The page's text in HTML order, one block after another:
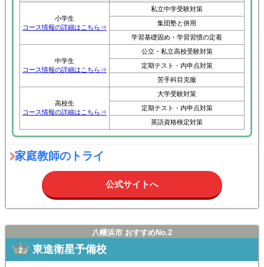
小学生
コース情報の詳細はこちら⇒
私立中学受験対策
集団塾と併用
学習基礎固め・学習習慣の定着
中学生
コース情報の詳細はこちら⇒
公立・私立高校受験対策
定期テスト・内申点対策
苦手科目克服
高校生
コース情報の詳細はこちら⇒
大学受験対策
定期テスト・内申点対策
英語資格検定対策
家庭教師のトライ
公式サイトへ
八幡浜市 おすすめNo.2
東進衛星予備校